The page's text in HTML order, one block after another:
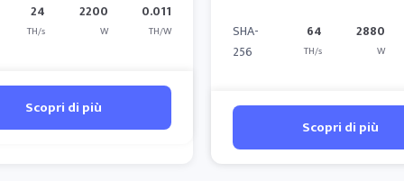
24
TH/s
2200
W
0.011
TH/W
Scopri di più
SHA-
256
64
TH/s
2880
W
Scopri di più